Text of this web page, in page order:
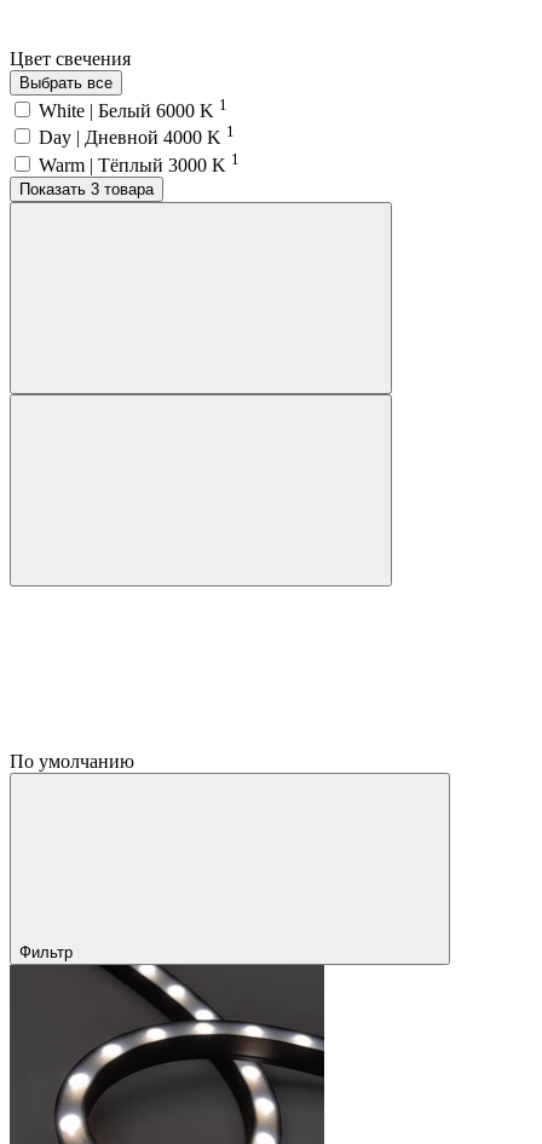
Цвет свечения
Выбрать все
White | Белый 6000 K 1
Day | Дневной 4000 K 1
Warm | Тёплый 3000 K 1
Показать 3 товара
По умолчанию
Фильтр